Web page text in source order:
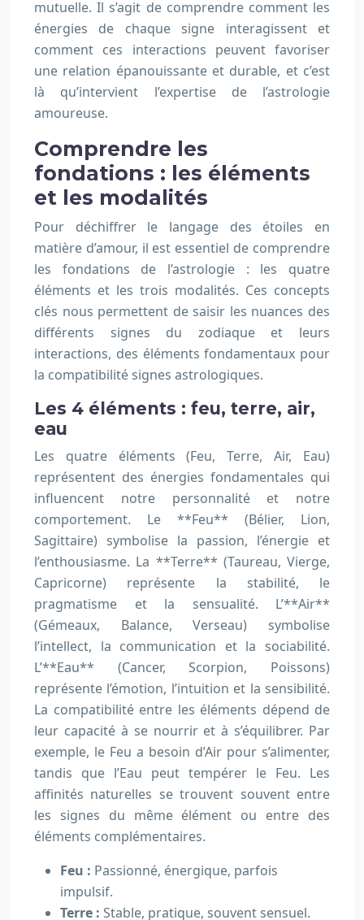
mutuelle. Il s’agit de comprendre comment les
énergies de chaque signe interagissent et
comment ces interactions peuvent favoriser
une relation épanouissante et durable, et c’est
là qu’intervient l’expertise de l’astrologie
amoureuse.
Comprendre les
fondations : les éléments
et les modalités
Pour déchiffrer le langage des étoiles en
matière d’amour, il est essentiel de comprendre
les fondations de l’astrologie : les quatre
éléments et les trois modalités. Ces concepts
clés nous permettent de saisir les nuances des
différents signes du zodiaque et leurs
interactions, des éléments fondamentaux pour
la compatibilité signes astrologiques.
Les 4 éléments : feu, terre, air,
eau
Les quatre éléments (Feu, Terre, Air, Eau)
représentent des énergies fondamentales qui
influencent notre personnalité et notre
comportement. Le **Feu** (Bélier, Lion,
Sagittaire) symbolise la passion, l’énergie et
l’enthousiasme. La **Terre** (Taureau, Vierge,
Capricorne) représente la stabilité, le
pragmatisme et la sensualité. L’**Air**
(Gémeaux, Balance, Verseau) symbolise
l’intellect, la communication et la sociabilité.
L’**Eau** (Cancer, Scorpion, Poissons)
représente l’émotion, l’intuition et la sensibilité.
La compatibilité entre les éléments dépend de
leur capacité à se nourrir et à s’équilibrer. Par
exemple, le Feu a besoin d’Air pour s’alimenter,
tandis que l’Eau peut tempérer le Feu. Les
affinités naturelles se trouvent souvent entre
les signes du même élément ou entre des
éléments complémentaires.
Feu : Passionné, énergique, parfois
impulsif.
Terre : Stable, pratique, souvent sensuel.